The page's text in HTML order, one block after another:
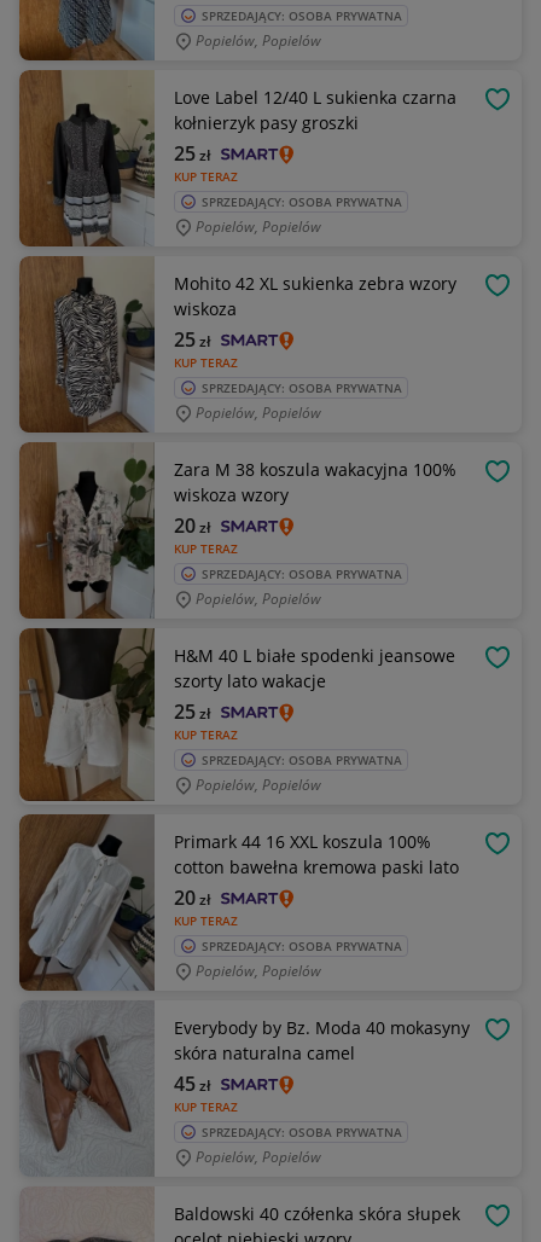
SPRZEDAJĄCY: OSOBA PRYWATNA
Popielów, Popielów
Love Label 12/40 L sukienka czarna
kołnierzyk pasy groszki
KUP TERAZ
25zł
SPRZEDAJĄCY: OSOBA PRYWATNA
Popielów, Popielów
Mohito 42 XL sukienka zebra wzory
wiskoza
KUP TERAZ
25zł
SPRZEDAJĄCY: OSOBA PRYWATNA
Popielów, Popielów
Zara M 38 koszula wakacyjna 100%
wiskoza wzory
KUP TERAZ
20zł
SPRZEDAJĄCY: OSOBA PRYWATNA
Popielów, Popielów
H&M 40 L białe spodenki jeansowe
szorty lato wakacje
KUP TERAZ
25zł
SPRZEDAJĄCY: OSOBA PRYWATNA
Popielów, Popielów
Primark 44 16 XXL koszula 100%
cotton bawełna kremowa paski lato
KUP TERAZ
20zł
SPRZEDAJĄCY: OSOBA PRYWATNA
Popielów, Popielów
Everybody by Bz. Moda 40 mokasyny
skóra naturalna camel
KUP TERAZ
45zł
SPRZEDAJĄCY: OSOBA PRYWATNA
Popielów, Popielów
Baldowski 40 czółenka skóra słupek